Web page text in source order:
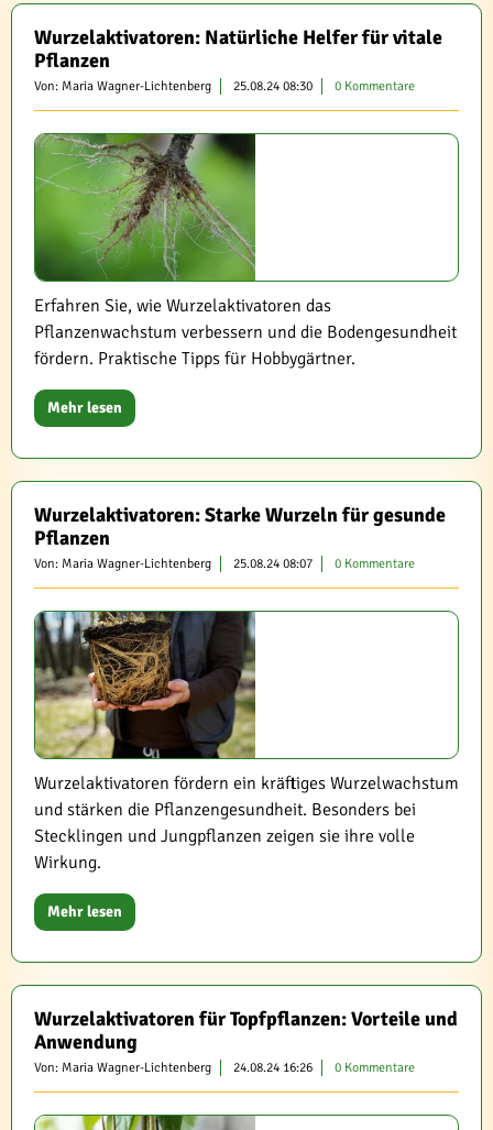
Wurzelaktivatoren: Natürliche Helfer für vitale
Pflanzen
Von: Maria Wagner-Lichtenberg 25.08.24 08:30 0 Kommentare
Erfahren Sie, wie Wurzelaktivatoren das
Pflanzenwachstum verbessern und die Bodengesundheit
fördern. Praktische Tipps für Hobbygärtner.
Mehr lesen
Wurzelaktivatoren: Starke Wurzeln für gesunde
Pflanzen
Von: Maria Wagner-Lichtenberg 25.08.24 08:07 0 Kommentare
Wurzelaktivatoren fördern ein kräftiges Wurzelwachstum
und stärken die Pflanzengesundheit. Besonders bei
Stecklingen und Jungpflanzen zeigen sie ihre volle
Wirkung.
Mehr lesen
Wurzelaktivatoren für Topfpflanzen: Vorteile und
Anwendung
Von: Maria Wagner-Lichtenberg 24.08.24 16:26 0 Kommentare